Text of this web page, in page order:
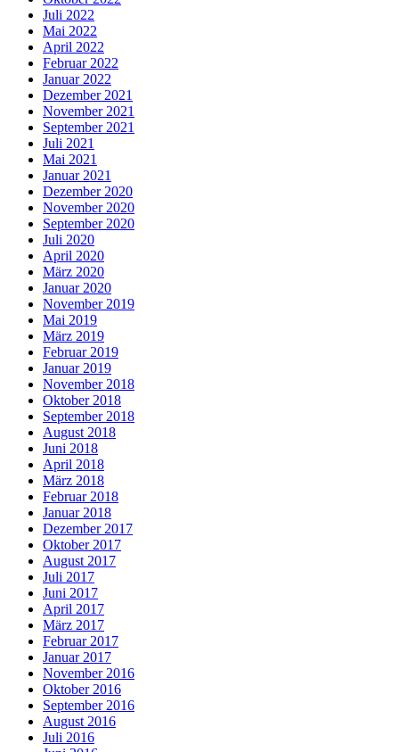
Juli 2022
Mai 2022
April 2022
Februar 2022
Januar 2022
Dezember 2021
November 2021
September 2021
Juli 2021
Mai 2021
Januar 2021
Dezember 2020
November 2020
September 2020
Juli 2020
April 2020
März 2020
Januar 2020
November 2019
Mai 2019
März 2019
Februar 2019
Januar 2019
November 2018
Oktober 2018
September 2018
August 2018
Juni 2018
April 2018
März 2018
Februar 2018
Januar 2018
Dezember 2017
Oktober 2017
August 2017
Juli 2017
Juni 2017
April 2017
März 2017
Februar 2017
Januar 2017
November 2016
Oktober 2016
September 2016
August 2016
Juli 2016